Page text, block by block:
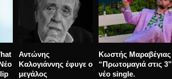
Marva Von Theo
“Ruins” νέο Single
από τον επερχόμενο
Jack Savoretti “What
More Can I Do?” Νέο
Single και VideoClip